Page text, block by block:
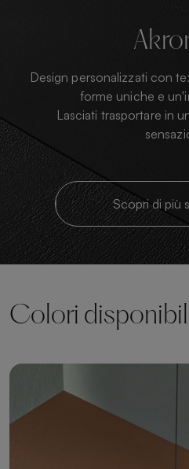
Design personalizzati con
forme uniche e
Lasciati trasportare in
Scopri di più
Colori